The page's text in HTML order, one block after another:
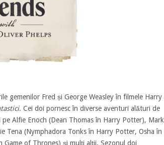
gemenilor Fred și George Weasley în filmele Harry
. Cei doi pornesc în diverse aventuri alături de
Alfie Enoch (Dean Thomas în Harry Potter), Mark
Tena (Nymphadora Tonks în Harry Potter, Osha în
of Thrones) și mulți alții. Sezonul doi